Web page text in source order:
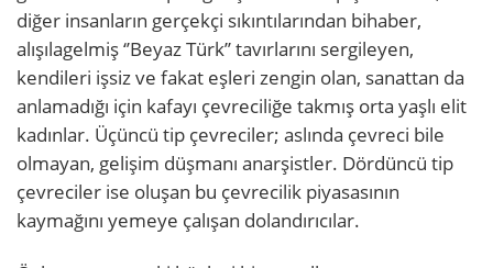
diğer insanların gerçekçi sıkıntılarından bihaber,
alışılagelmiş ‘’Beyaz Türk’’ tavırlarını sergileyen,
kendileri işsiz ve fakat eşleri zengin olan, sanattan da
anlamadığı için kafayı çevreciliğe takmış orta yaşlı elit
kadınlar. Üçüncü tip çevreciler; aslında çevreci bile
olmayan, gelişim düşmanı anarşistler. Dördüncü tip
çevreciler ise oluşan bu çevrecilik piyasasının
kaymağını yemeye çalışan dolandırıcılar.